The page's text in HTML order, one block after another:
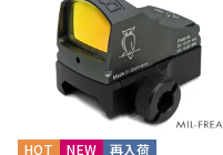
HOT NEW 再入荷